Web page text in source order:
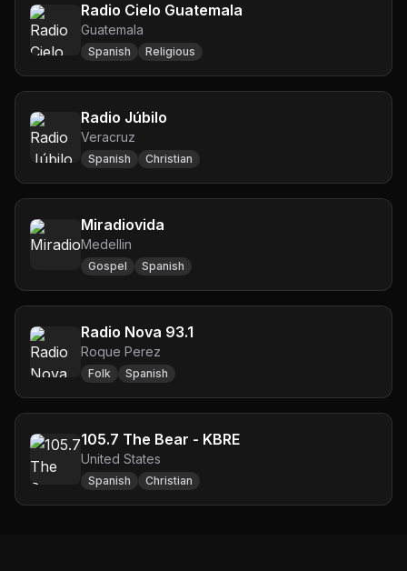
Radio Cielo Guatemala
Guatemala
Spanish Religious
Radio Júbilo
Veracruz
Spanish Christian
Miradiovida
Medellin
Gospel Spanish
Radio Nova 93.1
Roque Perez
Folk Spanish
105.7 The Bear - KBRE
United States
Spanish Christian